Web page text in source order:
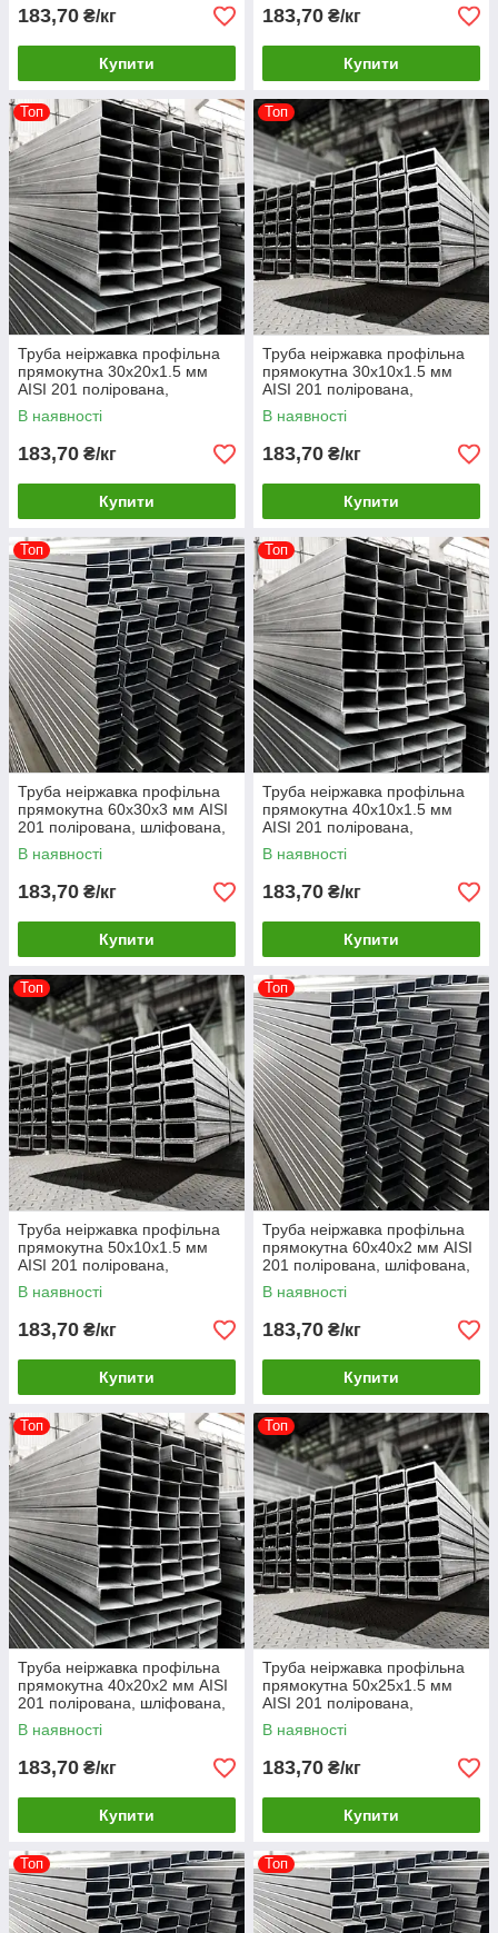
183,70 ₴/кг
Купити
183,70 ₴/кг
Купити
Топ
Труба неіржавка профільна
прямокутна 30х20х1.5 мм
AISI 201 полірована,
шліфована, матова
В наявності
183,70 ₴/кг
Купити
Топ
Труба неіржавка профільна
прямокутна 30х10х1.5 мм
AISI 201 полірована,
шліфована, матова
В наявності
183,70 ₴/кг
Купити
Топ
Труба неіржавка профільна
прямокутна 60х30х3 мм AISI
201 полірована, шліфована,
матова
В наявності
183,70 ₴/кг
Купити
Топ
Труба неіржавка профільна
прямокутна 40х10х1.5 мм
AISI 201 полірована,
шліфована, матова
В наявності
183,70 ₴/кг
Купити
Топ
Труба неіржавка профільна
прямокутна 50х10х1.5 мм
AISI 201 полірована,
шліфована, матова
В наявності
183,70 ₴/кг
Купити
Топ
Труба неіржавка профільна
прямокутна 60х40х2 мм AISI
201 полірована, шліфована,
матова
В наявності
183,70 ₴/кг
Купити
Топ
Труба неіржавка профільна
прямокутна 40х20х2 мм AISI
201 полірована, шліфована,
матова
В наявності
183,70 ₴/кг
Купити
Топ
Труба неіржавка профільна
прямокутна 50х25х1.5 мм
AISI 201 полірована,
шліфована, матова
В наявності
183,70 ₴/кг
Купити
Топ Топ